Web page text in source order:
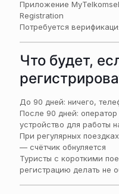
Приложение
Registration
Потребуется
Что будет,
До 90 дней: ничего,
После 90 дней:
устройство для работы
При регулярных
— счётчик обнуляется
Туристы с короткими
регистрацию делать не